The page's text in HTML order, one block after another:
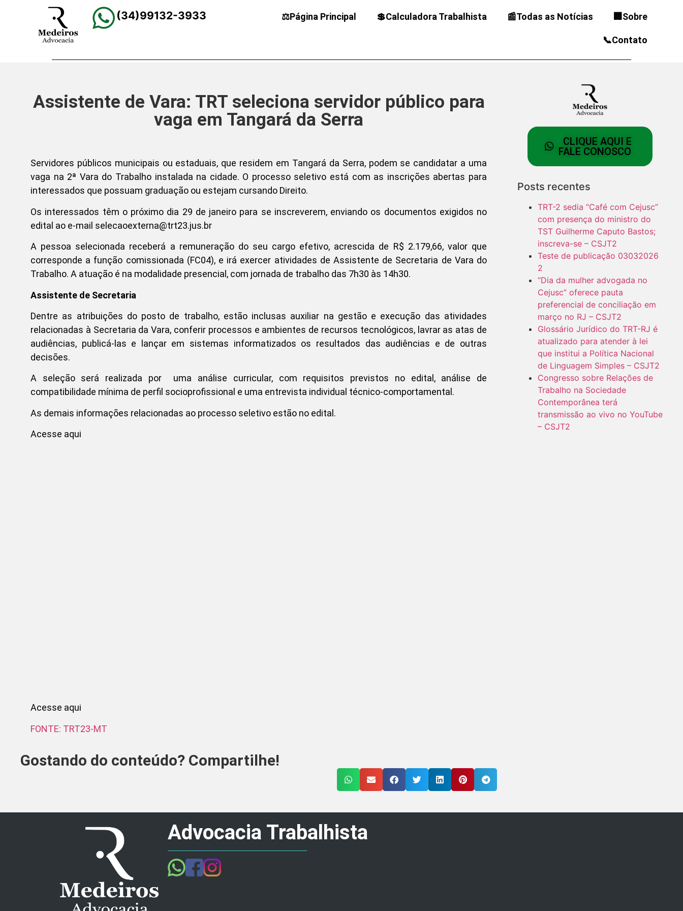
(34)99132-3933 ⚖️Página Principal 💲Calculadora Trabalhista 📰Todas as Notícias 🏢Sobre
📞Contato
Assistente de Vara: TRT seleciona servidor público para
vaga em Tangará da Serra
Servidores públicos municipais ou estaduais, que residem em Tangará da Serra, podem se candidatar a uma
vaga na 2ª Vara do Trabalho instalada na cidade. O processo seletivo está com as inscrições abertas para
interessados que possuam graduação ou estejam cursando Direito.
Os interessados têm o próximo dia 29 de janeiro para se inscreverem, enviando os documentos exigidos no
edital ao e-mail selecaoexterna@trt23.jus.br
A pessoa selecionada receberá a remuneração do seu cargo efetivo, acrescida de R$ 2.179,66, valor que
corresponde a função comissionada (FC04), e irá exercer atividades de Assistente de Secretaria de Vara do
Trabalho. A atuação é na modalidade presencial, com jornada de trabalho das 7h30 às 14h30.
Assistente de Secretaria
Dentre as atribuições do posto de trabalho, estão inclusas auxiliar na gestão e execução das atividades
relacionadas à Secretaria da Vara, conferir processos e ambientes de recursos tecnológicos, lavrar as atas de
audiências, publicá-las e lançar em sistemas informatizados os resultados das audiências e de outras
decisões.
A seleção será realizada por uma análise curricular, com requisitos previstos no edital, análise de
compatibilidade mínima de perfil socioprofissional e uma entrevista individual técnico-comportamental.
As demais informações relacionadas ao processo seletivo estão no edital.
Acesse aqui
Acesse aqui
FONTE: TRT23-MT
Gostando do conteúdo? Compartilhe!
CLIQUE AQUI E
FALE CONOSCO
Posts recentes
TRT-2 sedia “Café com Cejusc”
com presença do ministro do
TST Guilherme Caputo Bastos;
inscreva-se – CSJT2
Teste de publicação 03032026
2
“Dia da mulher advogada no
Cejusc” oferece pauta
preferencial de conciliação em
março no RJ – CSJT2
Glossário Jurídico do TRT-RJ é
atualizado para atender à lei
que institui a Política Nacional
de Linguagem Simples – CSJT2
Congresso sobre Relações de
Trabalho na Sociedade
Contemporânea terá
transmissão ao vivo no YouTube
– CSJT2
Advocacia Trabalhista